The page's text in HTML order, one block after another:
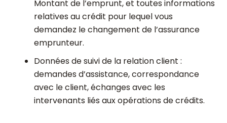
Montant de l’emprunt, et toutes informations
relatives au crédit pour lequel vous
demandez le changement de l’assurance
emprunteur.
Données de suivi de la relation client :
demandes d’assistance, correspondance
avec le client, échanges avec les
intervenants liés aux opérations de crédits.